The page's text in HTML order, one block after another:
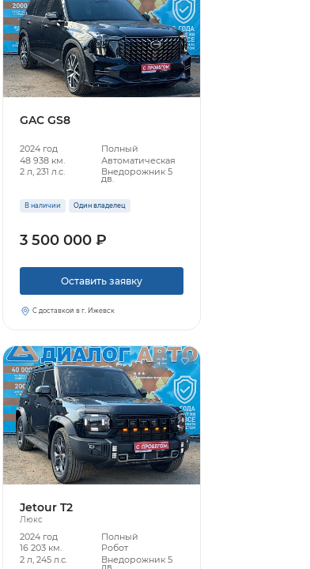
GAC GS8
2024 год
Полный
48 938 км.
Автоматическая
2 л, 231 л.с.
Внедорожник 5
дв.
В наличии Один владелец
3 500 000 ₽
Оставить заявку
С доставкой в г. Ижевск
Jetour T2
Люкс
2024 год
Полный
16 203 км.
Робот
2 л, 245 л.с.
Внедорожник 5
дв.